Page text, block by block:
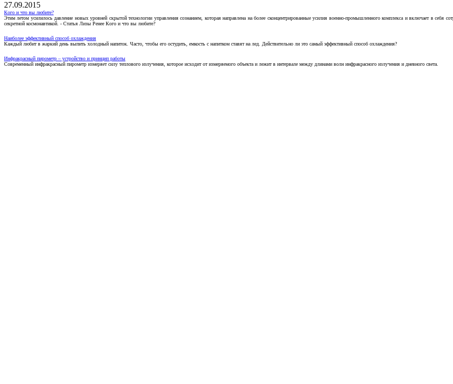
27.09.2015
Кого и что вы любите?
Этим летом усилилось давление новых уровней скрытой технологии управления сознанием, которая направлена на более сконцентрированные усилия военно-промышленного комплекса и включает в себя
секретной космонавтикой. - Статья Лизы Ренее Кого и что вы любите?
Наиболее эффективный способ охлаждения
Каждый любит в жаркий день выпить холодный напиток. Часто, чтобы его остудить, емкость с напитком ставят на лед. Действительно ли это самый эффективный способ охлаждения?
Инфракрасный пирометр – устройство и принцип работы
Современный инфракрасный пирометр измеряет силу теплового излучения, которое исходит от измеряемого объекта и лежит в интервале между длинами волн инфракрасного излучения и дневного света.